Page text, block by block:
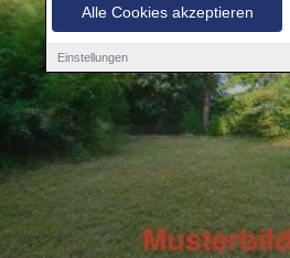
Alle Cookies akzeptieren
Einstellungen